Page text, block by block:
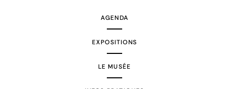
AGENDA
EXPOSITIONS
LE MUSÉE